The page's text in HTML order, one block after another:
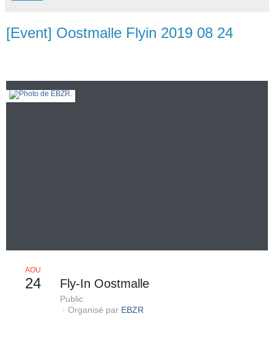
[Event] Oostmalle Flyin 2019 08 24
AOÛ
24 Fly-In Oostmalle
Public
· Organisé par EBZR